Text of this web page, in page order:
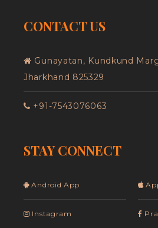
CONTACT US
Gunayatan, Kundkund
Jharkhand 825329
+91-7543076063
STAY CONNECT
Android App
Instagram